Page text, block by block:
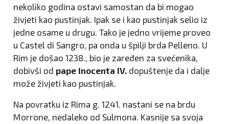
nekoliko godina ostavi samostan da bi mogao
živjeti kao pustinjak. Ipak se i kao pustinjak selio iz
jedne osame u drugu. Tako je jedno vrijeme proveo
u Castel di Sangro, pa onda u špilji brda Pelleno. U
Rim je došao 1238., bio je zaređen za svećenika,
dobivši od pape Inocenta IV. dopuštenje da i dalje
može živjeti kao pustinjak.
Na povratku iz Rima g. 1241. nastani se na brdu
Morrone, nedaleko od Sulmona. Kasnije sa svoja